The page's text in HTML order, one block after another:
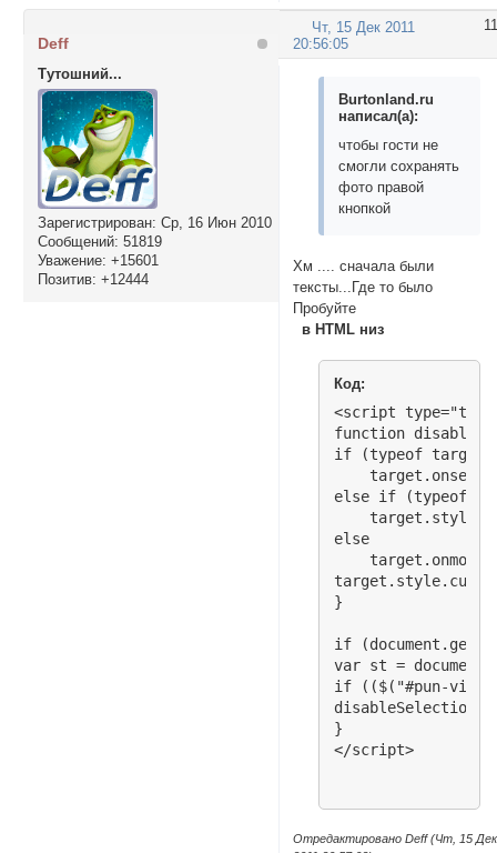
11
Чт, 15 Дек 2011
20:56:05
Deff
Тутошний...
Зарегистрирован: Ср, 16 Июн 2010
Сообщений: 51819
Уважение: +15601
Позитив: +12444
Burtonland.ru
написал(а):
чтобы гости не
смогли сохранять
фото правой
кнопкой
Хм .... сначала были
тексты...Где то было
Пробуйте
в HTML низ
Код:
<script
function
if (typeof
else if (typeof
else
}
if
var st =
if (($("#pun-
}
</script>
Отредактировано Deff (Чт, 15 Дек